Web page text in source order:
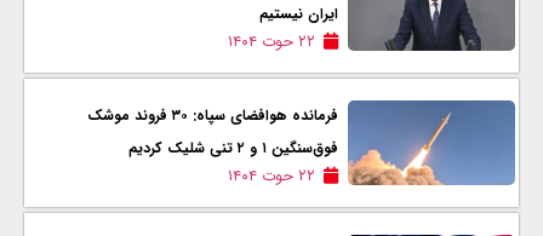
ایران نیستیم
۲۲ حوت ۱۴۰۴
فرمانده هوافضای سپاه: ۳۰ فروند موشک
فوق‌سنگین ۱ و ۲ تنی شلیک کردیم
۲۲ حوت ۱۴۰۴